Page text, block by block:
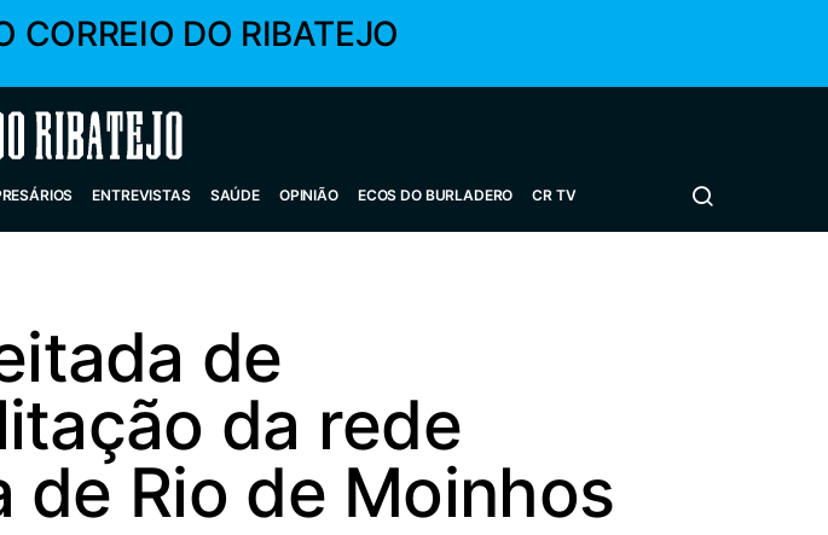
CORREIO DO RIBATEJO
ENTREVISTAS SAÚDE OPINIÃO ECOS DO BURLADERO CR TV
de
da rede
Rio de Moinhos